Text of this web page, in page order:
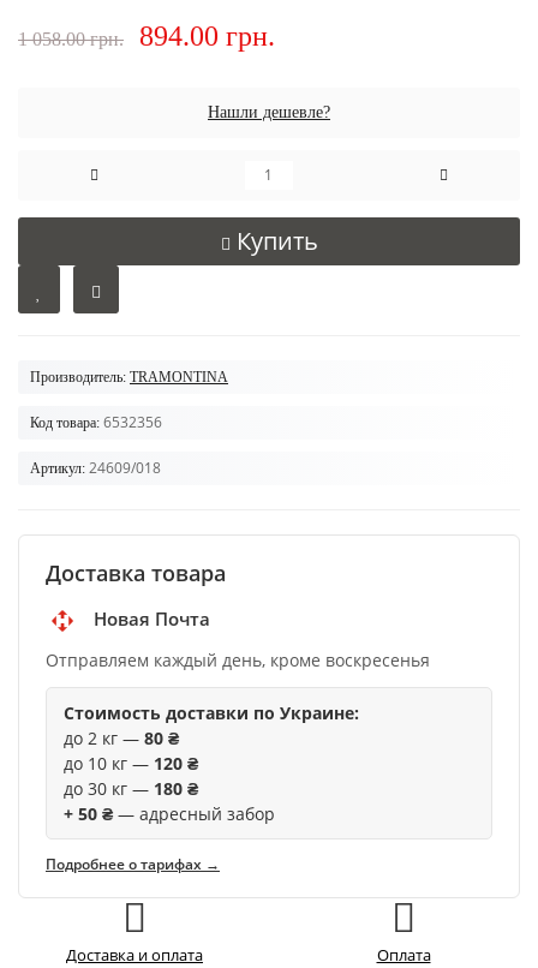
1 058.00 грн. 894.00 грн.
Нашли дешевле?
Купить
Производитель: TRAMONTINA
Код товара: 6532356
Артикул: 24609/018
Доставка товара
Новая Почта
Отправляем каждый день, кроме воскресенья
Стоимость доставки по Украине:
до 2 кг — 80 ₴
до 10 кг — 120 ₴
до 30 кг — 180 ₴
+ 50 ₴ — адресный забор
Подробнее о тарифах →
Доставка и оплата Оплата